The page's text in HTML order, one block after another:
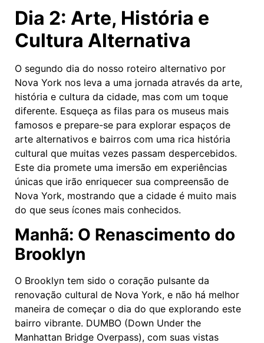
Dia 2: Arte, História e
Cultura Alternativa
O segundo dia do nosso roteiro alternativo por
Nova York nos leva a uma jornada através da arte,
história e cultura da cidade, mas com um toque
diferente. Esqueça as filas para os museus mais
famosos e prepare-se para explorar espaços de
arte alternativos e bairros com uma rica história
cultural que muitas vezes passam despercebidos.
Este dia promete uma imersão em experiências
únicas que irão enriquecer sua compreensão de
Nova York, mostrando que a cidade é muito mais
do que seus ícones mais conhecidos.
Manhã: O Renascimento do
Brooklyn
O Brooklyn tem sido o coração pulsante da
renovação cultural de Nova York, e não há melhor
maneira de começar o dia do que explorando este
bairro vibrante. DUMBO (Down Under the
Manhattan Bridge Overpass), com suas vistas